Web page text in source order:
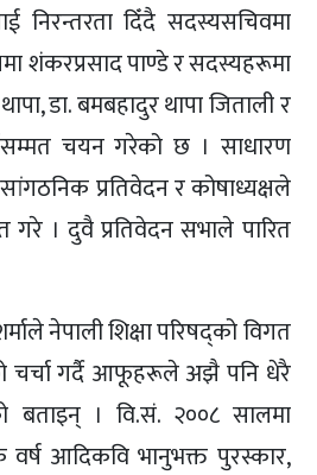
निरन्तरता दिँदै सदस्यसचिवमा
शंकरप्रसाद पाण्डे र सदस्यहरूमा
डा. बमबहादुर थापा जिताली र
चयन गरेको छ । साधारण
प्रतिवेदन र कोषाध्यक्षले
गरे । दुवै प्रतिवेदन सभाले पारित
नेपाली शिक्षा परिषद्को विगत
चर्चा गर्दै आफूहरूले अझै पनि धेरै
बताइन् । वि.सं. २००८ सालमा
आदिकवि भानुभक्त पुरस्कार,